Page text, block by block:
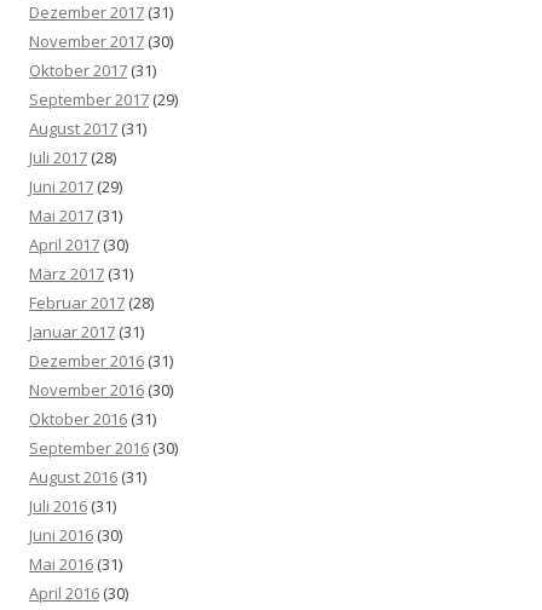
Dezember 2017 (31)
November 2017 (30)
Oktober 2017 (31)
September 2017 (29)
August 2017 (31)
Juli 2017 (28)
Juni 2017 (29)
Mai 2017 (31)
April 2017 (30)
März 2017 (31)
Februar 2017 (28)
Januar 2017 (31)
Dezember 2016 (31)
November 2016 (30)
Oktober 2016 (31)
September 2016 (30)
August 2016 (31)
Juli 2016 (31)
Juni 2016 (30)
Mai 2016 (31)
April 2016 (30)